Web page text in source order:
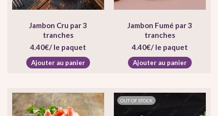
Jambon Cru par 3
tranches
4.40€/ le paquet
Ajouter au panier
Jambon Fumé par 3
tranches
4.40€/ le paquet
Ajouter au panier
OUT OF STOCK